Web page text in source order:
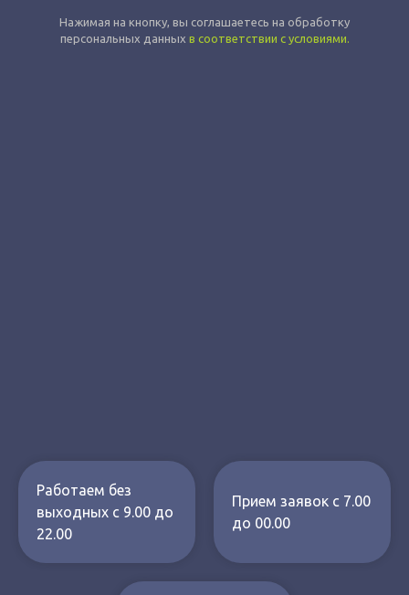
Нажимая на кнопку, вы соглашаетесь на обработку
персональных данных в соответствии с условиями.
Работаем без
выходных с 9.00 до
22.00
Прием заявок с 7.00
до 00.00